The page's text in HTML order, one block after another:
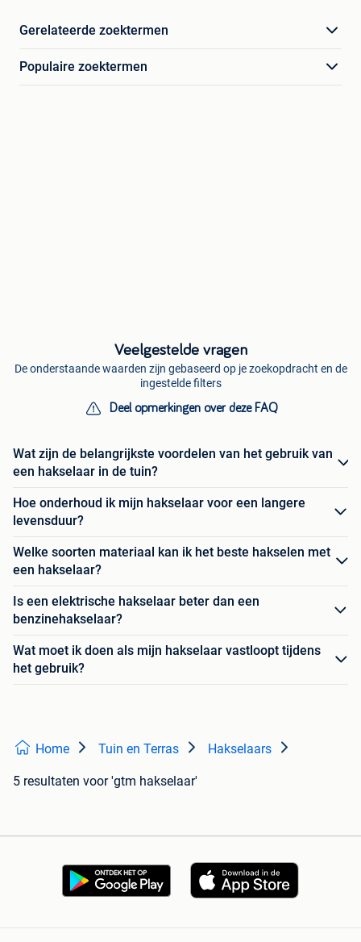
Gerelateerde zoektermen
Populaire zoektermen
Veelgestelde vragen
De onderstaande waarden zijn gebaseerd op je zoekopdracht en de
ingestelde filters
Deel opmerkingen over deze FAQ
Wat zijn de belangrijkste voordelen van het gebruik van
een hakselaar in de tuin?
Hoe onderhoud ik mijn hakselaar voor een langere
levensduur?
Welke soorten materiaal kan ik het beste hakselen met
een hakselaar?
Is een elektrische hakselaar beter dan een
benzinehakselaar?
Wat moet ik doen als mijn hakselaar vastloopt tijdens
het gebruik?
Home Tuin en Terras Hakselaars
5 resultaten voor 'gtm hakselaar'